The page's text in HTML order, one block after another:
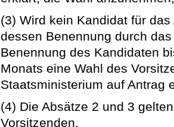
(3) Wird kein Kandidat für
dessen Benennung durch
Benennung des Kandidaten
Monats eine Wahl des
Staatsministerium auf Antrag
(4) Die Absätze 2 und 3
Vorsitzenden.